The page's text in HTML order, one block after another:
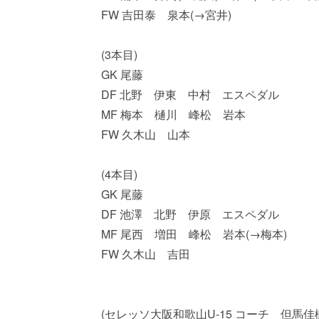
FW 吉田泰 泉本(→宮井)
(3本目)
GK 尾藤
DF 北野 伊東 中村 エスペダル
MF 梅本 樋川 峰松 岩本
FW 久木山 山本
(4本目)
GK 尾藤
DF 池澤 北野 伊原 エスペダル
MF 尾西 増田 峰松 岩本(→梅本)
FW 久木山 吉田
(セレッソ大阪和歌山U-15 コーチ 但馬佳